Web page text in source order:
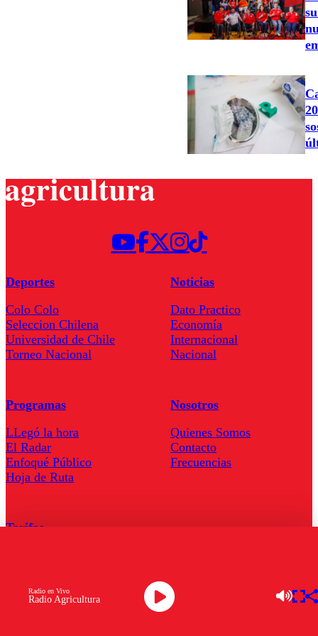
Radio Agricultura
Radio en Vivo
Deportes
Colo Colo
Seleccion Chilena
Universidad de Chile
Torneo Nacional
Noticias
Dato Practico
Economía
Internacional
Nacional
Programas
LLegó la hora
El Radar
Enfoqué Público
Hoja de Ruta
Nosotros
Quienes Somos
Contacto
Frecuencias
Tarifas